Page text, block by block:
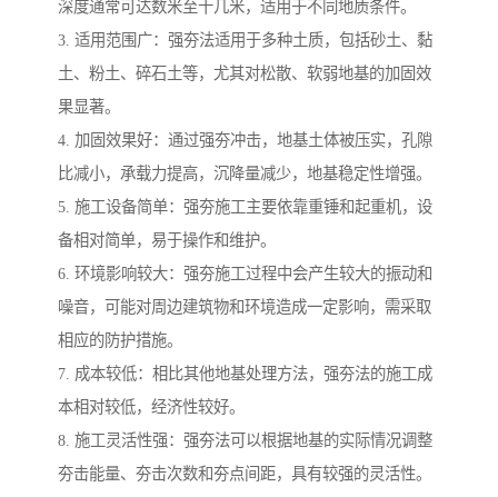
深度通常可达数米至十几米，适用于不同地质条件。
3. 适用范围广：强夯法适用于多种土质，包括砂土、黏
土、粉土、碎石土等，尤其对松散、软弱地基的加固效
果显著。
4. 加固效果好：通过强夯冲击，地基土体被压实，孔隙
比减小，承载力提高，沉降量减少，地基稳定性增强。
5. 施工设备简单：强夯施工主要依靠重锤和起重机，设
备相对简单，易于操作和维护。
6. 环境影响较大：强夯施工过程中会产生较大的振动和
噪音，可能对周边建筑物和环境造成一定影响，需采取
相应的防护措施。
7. 成本较低：相比其他地基处理方法，强夯法的施工成
本相对较低，经济性较好。
8. 施工灵活性强：强夯法可以根据地基的实际情况调整
夯击能量、夯击次数和夯点间距，具有较强的灵活性。